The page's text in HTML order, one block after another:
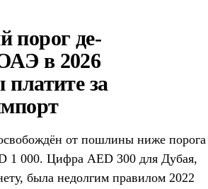
порог де-
в 2026
платите за
от пошлины ниже порога
1 000. Цифра AED 300 для Дубая,
была недолгим правилом 2022